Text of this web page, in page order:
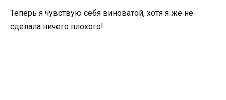
Теперь я чувствую себя виноватой, хотя я же не
сделала ничего плохого!